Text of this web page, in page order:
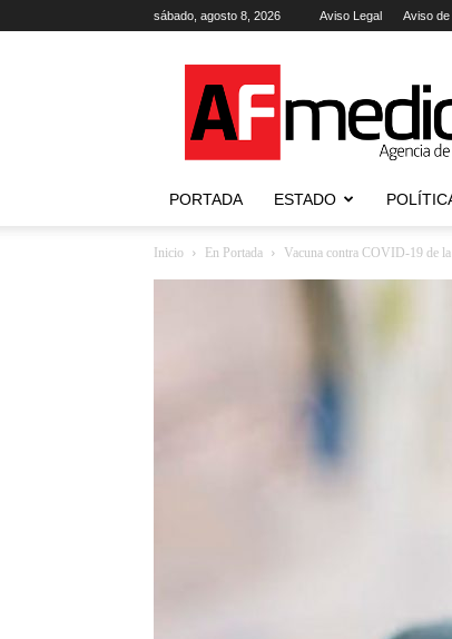
sábado, agosto 8, 2026 Aviso Legal Aviso
Agencia
de
Noticias
PORTADA ESTADO
Inicio En Portada Vacuna contra COVID-19 de